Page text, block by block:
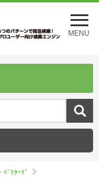
メ
ニ
ュ
を
MENU
ﾊﾞﾘｹｰﾄﾞ